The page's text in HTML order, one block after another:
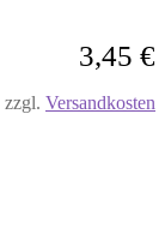
3,45 €
zzgl. Versandkosten